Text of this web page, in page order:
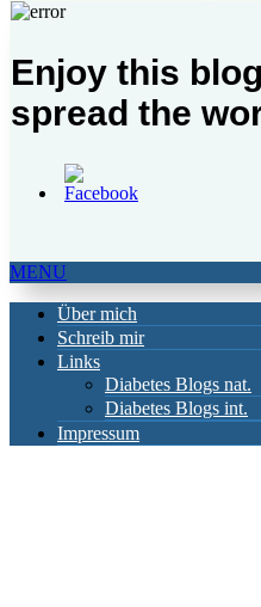
Enjoy this
spread the
MENU
Über mich
Schreib mir
Links
Diabetes Blogs nat.
Diabetes Blogs int.
Impressum